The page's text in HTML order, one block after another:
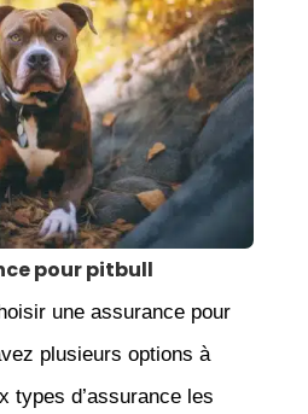
pour pitbull
une assurance pour
plusieurs options à
types d’assurance les